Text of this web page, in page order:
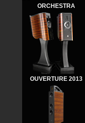
ORCHESTRA
OUVERTURE 2013